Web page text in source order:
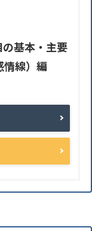
基本・主要
情線）編